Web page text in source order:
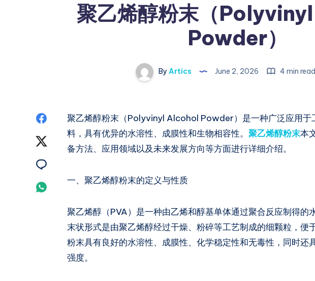
聚乙烯醇粉末（
Powder）
By Artics June 2, 2026 4 min read
Share
Share
Twitter
Whatsapp
聚乙烯醇粉末（Polyvinyl Alcohol Powder）是一种广泛应用于
料，具有优异的水溶性、成膜性和生物相容性。 聚乙烯醇粉末本
备方法、应用领域以及未来发展方向等方面进行详细介绍。
一、聚乙烯醇粉末的定义与性质
聚乙烯醇（PVA）是一种由乙烯和醇基单体通过聚合反应制得的
末状形式是由聚乙烯醇经过干燥、粉碎等工艺制成的细颗粒，便
粉末具有良好的水溶性、成膜性、化学稳定性和无毒性，同时还
强度。